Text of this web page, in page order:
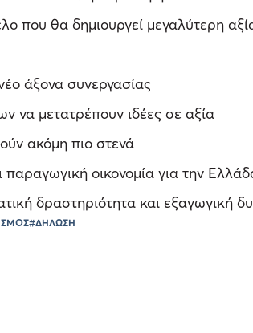
που θα δημιουργεί μεγαλύτερη
άξονα συνεργασίας
να μετατρέπουν ιδέες σε αξία
ακόμη πιο στενά
παραγωγική οικονομία για την
δραστηριότητα και εξαγωγική
#ΔΗΛΩΣΗ